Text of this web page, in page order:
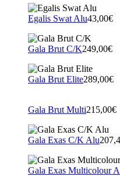
Egalis Swat Alu43,00€
Gala Brut C/K249,00€
Gala Brut Elite289,00€
Gala Brut Multi215,00€
Gala Exas C/K Alu
Gala Exas Multicolour